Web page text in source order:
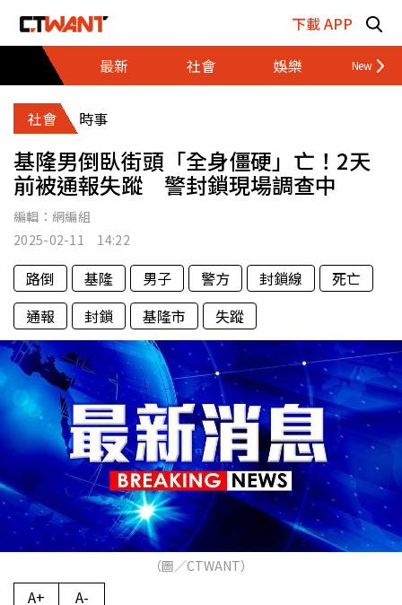
下載 APP
最新
社會 娛樂 財經
社會 時事
基隆男倒臥街頭「全身僵硬」亡！2天
前被通報失蹤 警封鎖現場調查中
編輯： 網編組
2025-02-11 14:22
路倒 基隆 男子 警方 封鎖線
死亡
通報
封鎖 基隆市 失蹤
（圖／CTWANT）
A+ A-